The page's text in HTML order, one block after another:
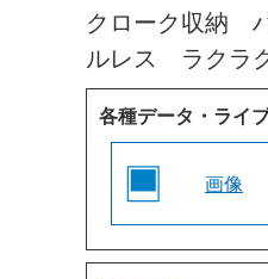
クローク収納
ルレス ラクラ
各種データ・ライ
画像